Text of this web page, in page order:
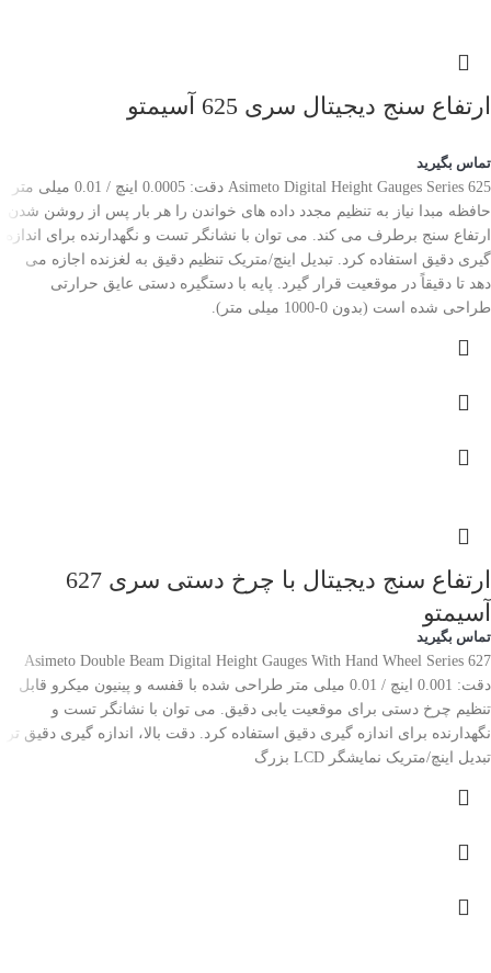
ارتفاع سنج دیجیتال سری 625 آسیمتو
تماس بگیرید
Asimeto Digital Height Gauges Series 625 دقت: 0.0005 اینچ / 0.01 میلی متر
حافظه مبدا نیاز به تنظیم مجدد داده های خواندن را هر بار پس از روشن شدن
ارتفاع سنج برطرف می کند. می توان با نشانگر تست و نگهدارنده برای اندازه
گیری دقیق استفاده کرد. تبدیل اینچ/متریک تنظیم دقیق به لغزنده اجازه می
دهد تا دقیقاً در موقعیت قرار گیرد. پایه با دستگیره دستی عایق حرارتی
طراحی شده است (بدون 0-1000 میلی متر).
ارتفاع سنج دیجیتال با چرخ دستی سری 627
آسیمتو
تماس بگیرید
Asimeto Double Beam Digital Height Gauges With Hand Wheel Series 627
دقت: 0.001 اینچ / 0.01 میلی متر طراحی شده با قفسه و پینیون میکرو قابل
تنظیم چرخ دستی برای موقعیت یابی دقیق. می توان با نشانگر تست و
نگهدارنده برای اندازه گیری دقیق استفاده کرد. دقت بالا، اندازه گیری دقیق تر.
تبدیل اینچ/متریک نمایشگر LCD بزرگ